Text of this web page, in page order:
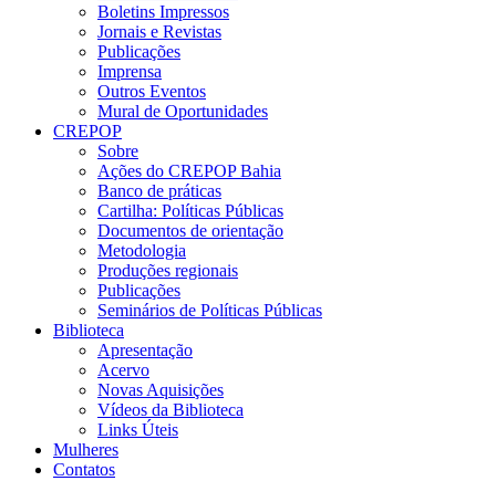
Boletins Impressos
Jornais e Revistas
Publicações
Imprensa
Outros Eventos
Mural de Oportunidades
CREPOP
Sobre
Ações do CREPOP Bahia
Banco de práticas
Cartilha: Políticas Públicas
Documentos de orientação
Metodologia
Produções regionais
Publicações
Seminários de Políticas Públicas
Biblioteca
Apresentação
Acervo
Novas Aquisições
Vídeos da Biblioteca
Links Úteis
Mulheres
Contatos